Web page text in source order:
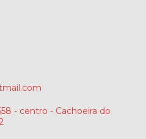
- centro - Cachoeira do